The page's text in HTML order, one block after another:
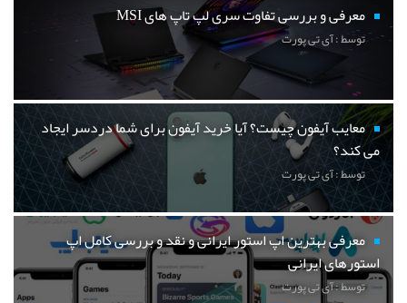
معرفی و بررسی تفاوت سری لپ تاپ های MSI
توسط : آی تی پورت
معایب آیفون چیست؟ آیا خرید آیفون برای شما دردسر ایجاد
می کند؟
توسط : آی تی پورت
معرفی بهترین اپ استور ایرانی و نقد و بررسی کامل اپ
استورهای ایرانی
توسط : آی تی پورت